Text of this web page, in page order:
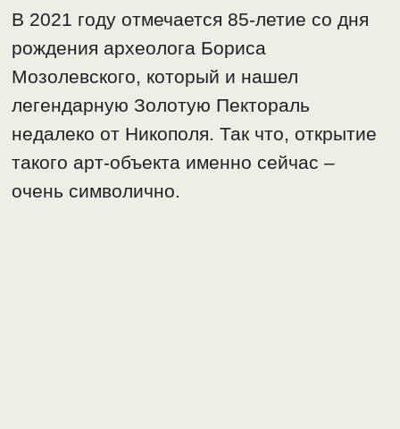
В 2021 году отмечается 85-летие со дня
рождения археолога Бориса
Мозолевского, который и нашел
легендарную Золотую Пектораль
недалеко от Никополя. Так что, открытие
такого арт-объекта именно сейчас –
очень символично.